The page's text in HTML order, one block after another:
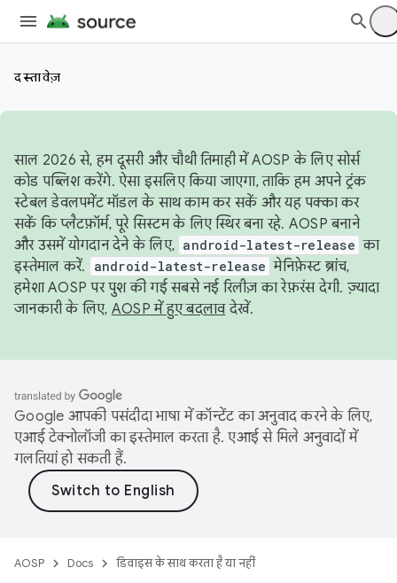
दस्तावेज़
साल 2026 से, हम दूसरी और चौथी तिमाही में AOSP के लिए सोर्स
कोड पब्लिश करेंगे. ऐसा इसलिए किया जाएगा, ताकि हम अपने ट्रंक
स्टेबल डेवलपमेंट मॉडल के साथ काम कर सकें और यह पक्का कर
सकें कि प्लैटफ़ॉर्म, पूरे सिस्टम के लिए स्थिर बना रहे. AOSP बनाने
और उसमें योगदान देने के लिए, android-latest-release का
इस्तेमाल करें.
android-latest-release मेनिफ़ेस्ट ब्रांच,
हमेशा AOSP पर पुश की गई सबसे नई रिलीज़ का रेफ़रंस देगी. ज़्यादा
जानकारी के लिए, AOSP में हुए बदलावदेखें.
Google आपकी पसंदीदा भाषा में कॉन्टेंट का अनुवाद करने के लिए,
एआई टेक्नोलॉजी का इस्तेमाल करता है. एआई से मिले अनुवादों में
गलतियां हो सकती हैं.
AOSP Docs डिवाइस के साथ करता है या नहीं